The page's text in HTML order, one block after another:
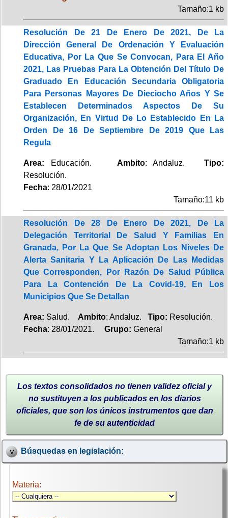
Tamaño:1 kb
Resolución De 21 De Enero De 2021, De La
Dirección General De Ordenación Y Evaluación
Educativa, Por La Que Se Convocan, Para El Año
2021, Las Pruebas Para La Obtención Del Título De
Graduado En Educación Secundaria Obligatoria
Para Personas Mayores De Dieciocho Años Y Se
Establecen Determinados Aspectos De Su
Organización, En Virtud De Lo Establecido En La
Orden De 16 De Septiembre De 2019 Que Las
Regula
Area: Educación. Ambito: Andaluz.Tipo:
Resolución.
Fecha: 28/01/2021
Tamaño:11 kb
Resolución De 28 De Enero De 2021, De La
Delegación Territorial De Salud Y Familias En
Granada, Por La Que Se Adoptan Los Niveles De
Alerta Sanitaria Y La Aplicación De Las Medidas
Que Corresponden, Por Razón De Salud Pública
Para La Contención De La Covid-19, En Los
Municipios Que Se Detallan
Area: Salud. Ambito: Andaluz. Tipo: Resolución.
Fecha: 28/01/2021. Grupo: General
Tamaño:1 kb
Los textos consolidados no tienen validez oficial y
no sustituyen a los publicados en los diarios
oficiales, que son los únicos instrumentos que dan
fe de su autenticidad
Búsquedas en legislación:
Materia: